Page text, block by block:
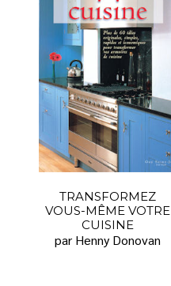
TRANSFORMEZ
VOUS-MÊME VOTRE
CUISINE
par Henny Donovan